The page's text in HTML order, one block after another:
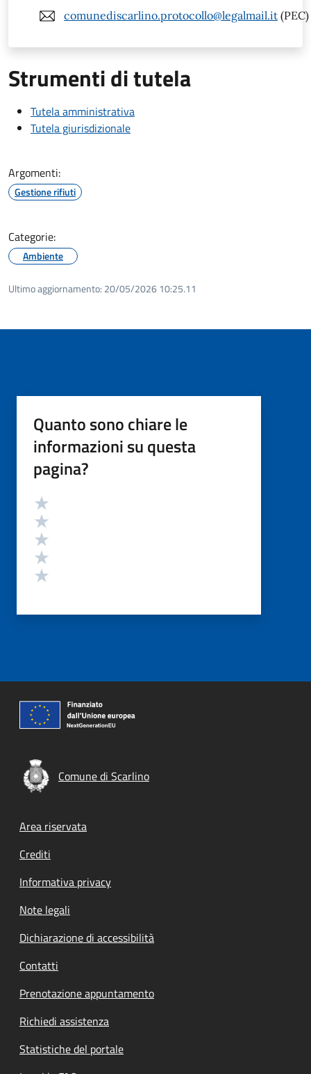
comunediscarlino.protocollo@legalmail.it (PEC)
Strumenti di tutela
Tutela amministrativa
Tutela giurisdizionale
Argomenti:
Gestione rifiuti
Categorie:
Ambiente
Ultimo aggiornamento: 20/05/2026 10:25.11
Quanto sono chiare le
informazioni su questa
pagina?
Valutazione
Comune di Scarlino
Footer menu
Area riservata
Crediti
Informativa privacy
Note legali
Dichiarazione di accessibilità
Contatti
Prenotazione appuntamento
Richiedi assistenza
Statistiche del portale